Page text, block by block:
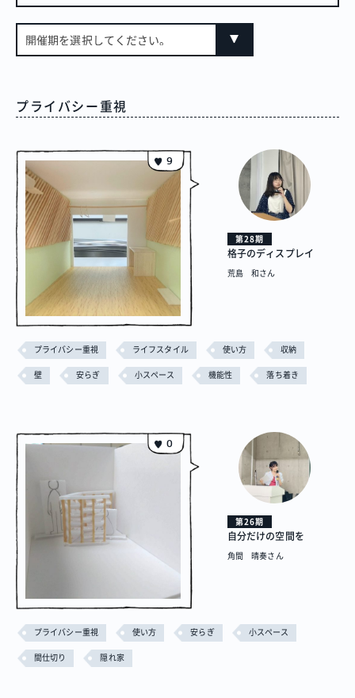
開催期を選択してください。
プライバシー重視
9
第28期
格子のディスプレイ
荒島 和さん
プライバシー重視 ライフスタイル 使い方 収納
壁 安らぎ 小スペース 機能性 落ち着き
0
第26期
自分だけの空間を
角間 晴奏さん
プライバシー重視 使い方 安らぎ 小スペース
間仕切り 隠れ家